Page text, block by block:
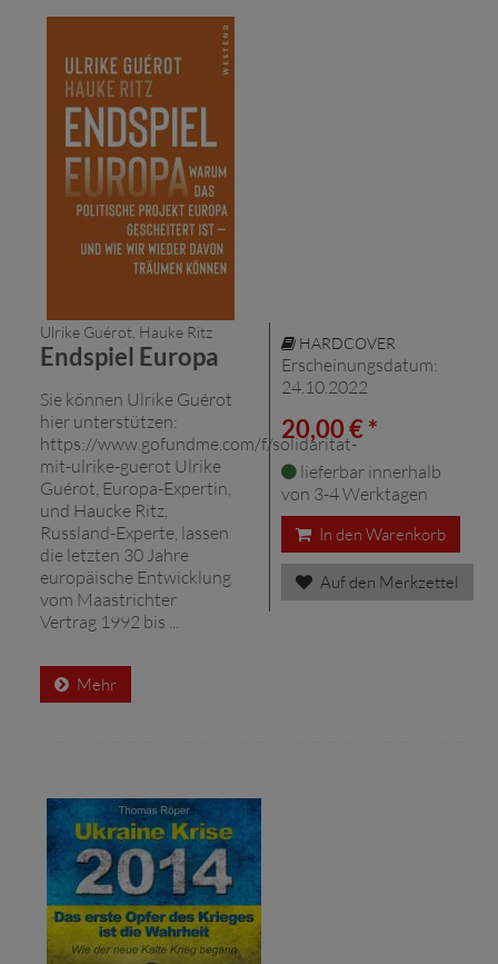
Ulrike Guérot, Hauke Ritz
Endspiel Europa
Sie können Ulrike Guérot
hier unterstützen:
https://www.gofundme.com/f/solidaritat-
mit-ulrike-guerot Ulrike
Guérot, Europa-Expertin,
und Haucke Ritz,
Russland-Experte, lassen
die letzten 30 Jahre
europäische Entwicklung
vom Maastrichter
Vertrag 1992 bis ...
Mehr
HARDCOVER
Erscheinungsdatum:
24.10.2022
20,00 € *
lieferbar innerhalb
von 3-4 Werktagen
In den Warenkorb
Auf den Merkzettel